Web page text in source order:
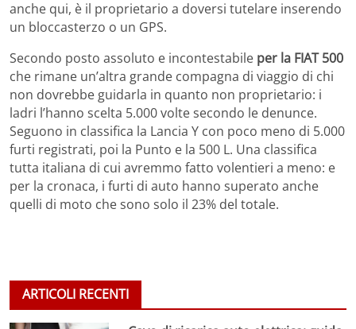
anche qui, è il proprietario a doversi tutelare inserendo
un bloccasterzo o un GPS.
Secondo posto assoluto e incontestabile per la FIAT 500
che rimane un’altra grande compagna di viaggio di chi
non dovrebbe guidarla in quanto non proprietario: i
ladri l’hanno scelta 5.000 volte secondo le denunce.
Seguono in classifica la Lancia Y con poco meno di 5.000
furti registrati, poi la Punto e la 500 L. Una classifica
tutta italiana di cui avremmo fatto volentieri a meno: e
per la cronaca, i furti di auto hanno superato anche
quelli di moto che sono solo il 23% del totale.
ARTICOLI RECENTI